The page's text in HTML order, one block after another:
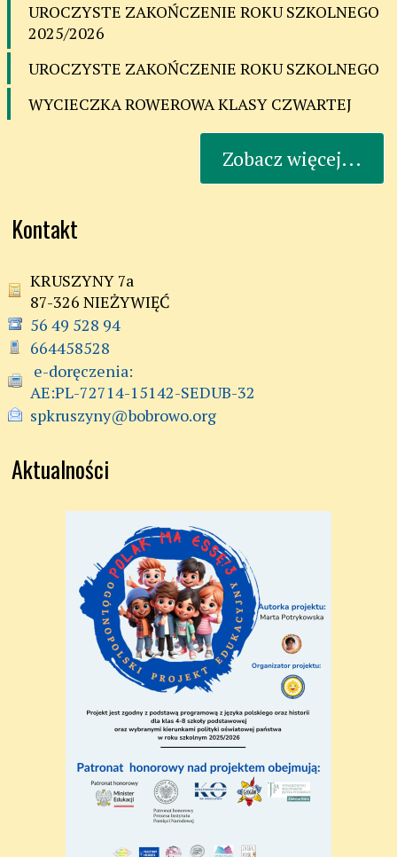
UROCZYSTE ZAKOŃCZENIE ROKU SZKOLNEGO
2025/2026
UROCZYSTE ZAKOŃCZENIE ROKU SZKOLNEGO
WYCIECZKA ROWEROWA KLASY CZWARTEJ
Zobacz więcej...
Kontakt
KRUSZYNY 7a
87-326 NIEŻYWIĘĆ
56 49 528 94
664458528
AE:PL-72714-15142-SEDUB-32
spkruszyny@bobrowo.org
Aktualności